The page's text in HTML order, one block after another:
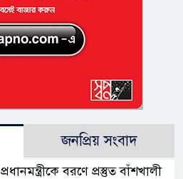
জনপ্রিয় সংবাদ
প্রধানমন্ত্রীকে বরণে প্রস্তুত বাঁশখালী